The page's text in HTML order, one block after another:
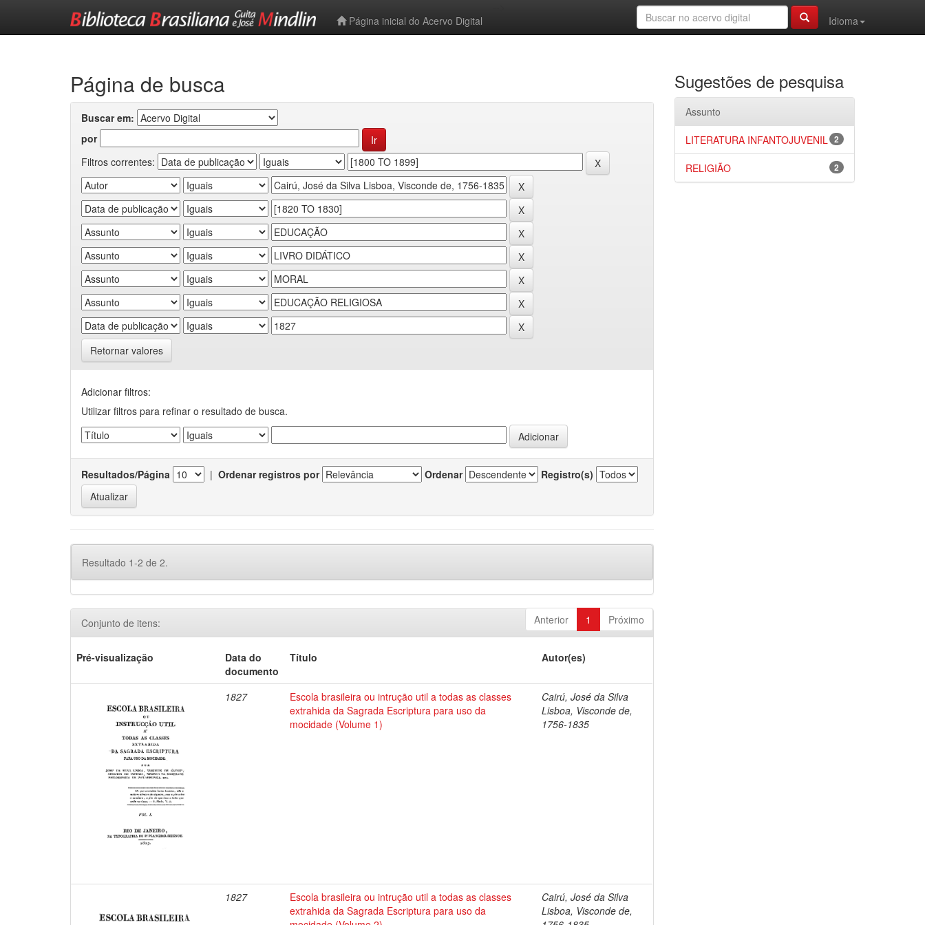
Página inicial do Acervo Digital
Idioma
Página de busca
Buscar em:
por
Filtros correntes:
Retornar valores
Adicionar filtros:
Utilizar filtros para refinar o resultado de busca.
Resultados/Página | Ordenar registros por Ordenar Registro(s)
Resultado 1-2 de 2.
Anterior 1 Próximo
Conjunto de itens:
Pré-visualização
Data do
documento
Título Autor(es)
1827
Escola brasileira ou intrução util a todas as classes
extrahida da Sagrada Escriptura para uso da
mocidade (Volume 1)
Cairú, José da Silva
Lisboa, Visconde de,
1756-1835
1827
Escola brasileira ou intrução util a todas as classes
extrahida da Sagrada Escriptura para uso da
Cairú, José da Silva
Lisboa, Visconde de,
Sugestões de pesquisa
Assunto
2
LITERATURA INFANTOJUVENIL
2
RELIGIÃO